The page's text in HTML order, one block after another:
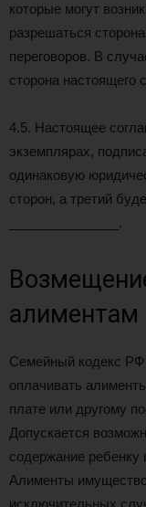
которые могут
разрешаться
переговоров. В
сторона настоящего
4.5. Настоящее
экземплярах,
одинаковую
сторон, а третий
_______________.
Семейный кодекс РФ
оплачивать
плате или другому
Допускается
содержание
Алименты